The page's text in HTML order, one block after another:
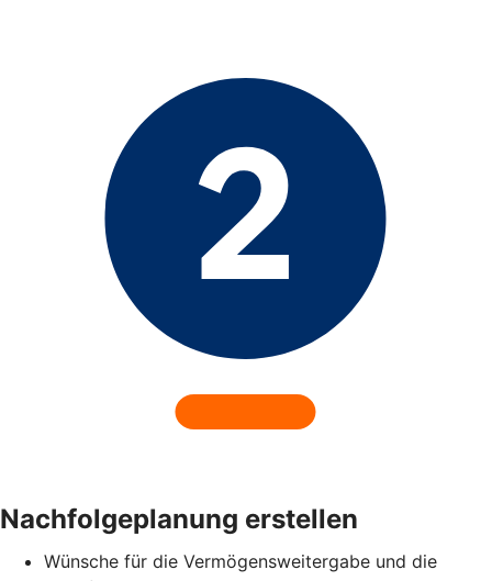
Nachfolgeplanung erstellen
Wünsche für die Vermögensweitergabe und die